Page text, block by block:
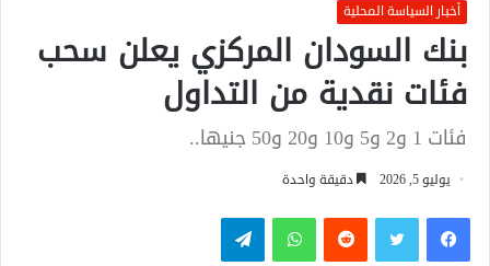
أخبار السياسة المحلية
بنك السودان المركزي يعلن سحب
فئات نقدية من التداول
فئات 1 و2 و5 و10 و20 و50 جنيها..
يوليو 5, 2026 دقيقة واحدة
فيسبوكتويتر واتساب تيلقرام